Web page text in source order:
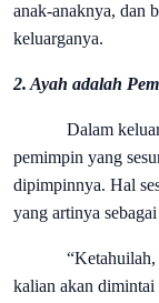
anak-anaknya, dan
keluarganya.
2. Ayah adalah
Dalam
pemimpin yang
dipimpinnya. Hal
yang artinya
“Ketahuilah,
kalian akan dimintai